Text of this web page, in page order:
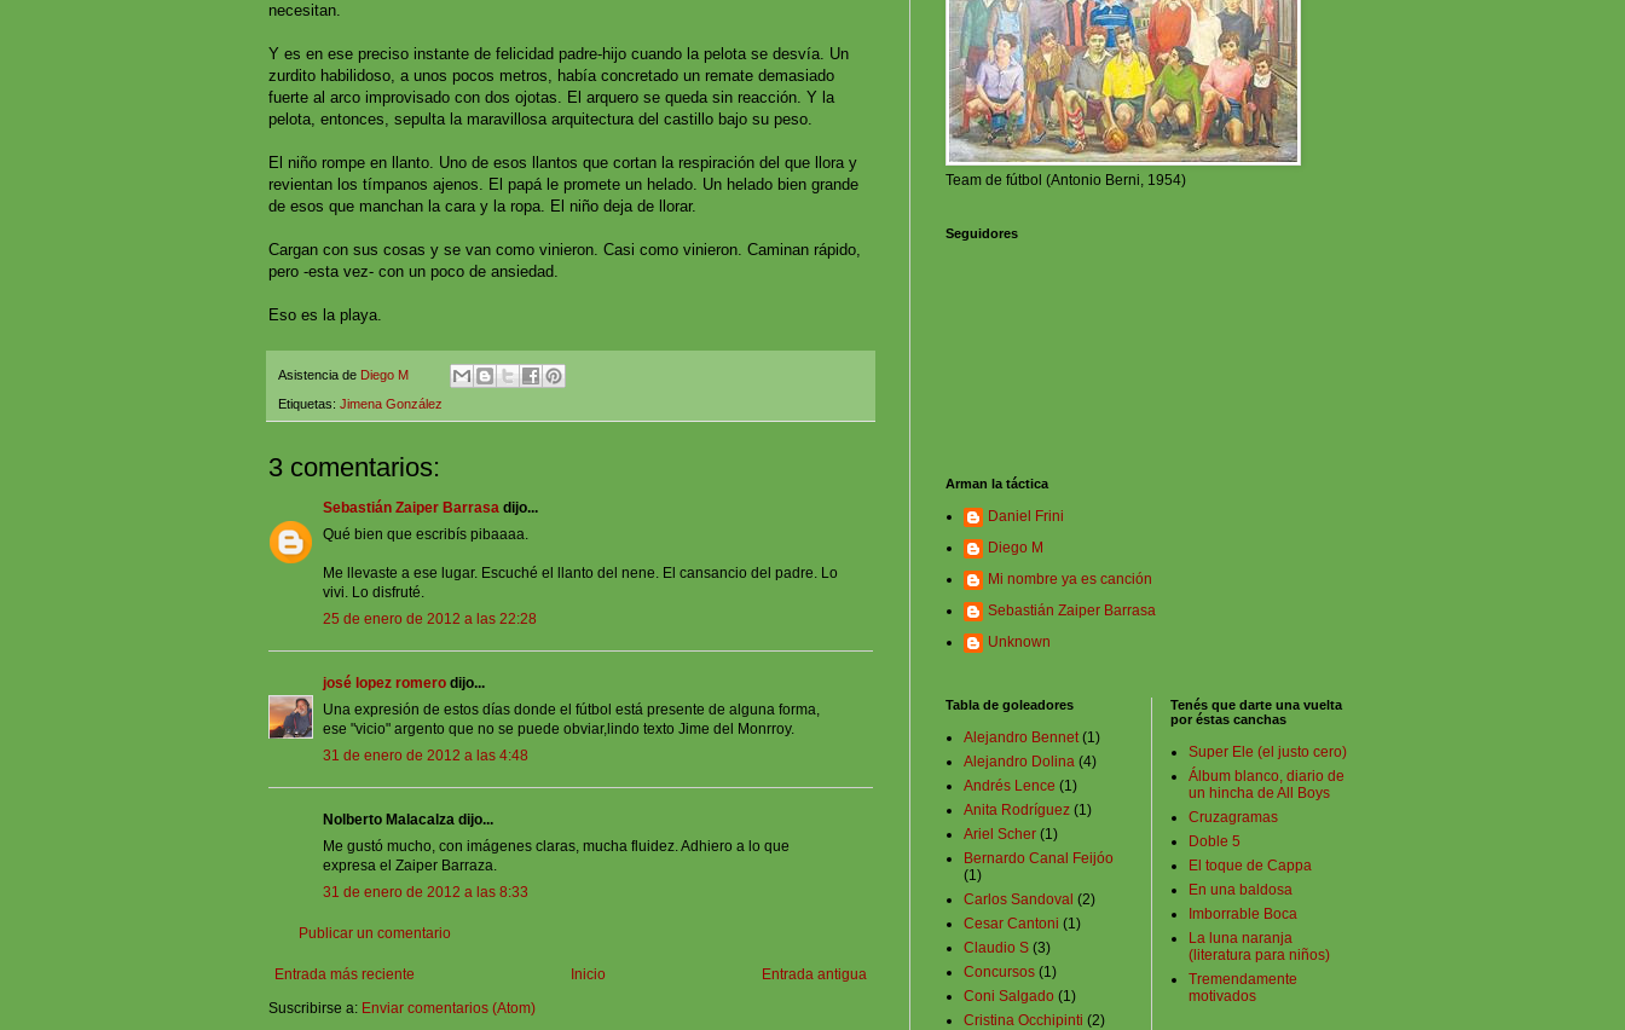
necesitan.
Y es en ese preciso instante de felicidad padre-hijo cuando la pelota se desvía. Un
zurdito habilidoso, a unos pocos metros, había concretado un remate demasiado
fuerte al arco improvisado con dos ojotas. El arquero se queda sin reacción. Y la
pelota, entonces, sepulta la maravillosa arquitectura del castillo bajo su peso.
El niño rompe en llanto. Uno de esos llantos que cortan la respiración del que llora y
revientan los tímpanos ajenos. El papá le promete un helado. Un helado bien grande
de esos que manchan la cara y la ropa. El niño deja de llorar.
Cargan con sus cosas y se van como vinieron. Casi como vinieron. Caminan rápido,
pero -esta vez- con un poco de ansiedad.
Eso es la playa.
Asistencia de Diego M
Etiquetas: Jimena González
3 comentarios:
Sebastián Zaiper Barrasa dijo...
Qué bien que escribís pibaaaa.
Me llevaste a ese lugar. Escuché el llanto del nene. El cansancio del padre. Lo
vivi. Lo disfruté.
25 de enero de 2012 a las 22:28
josé lopez romero dijo...
Una expresión de estos días donde el fútbol está presente de alguna forma,
ese "vicio" argento que no se puede obviar,lindo texto Jime del Monrroy.
31 de enero de 2012 a las 4:48
Nolberto Malacalza dijo...
Me gustó mucho, con imágenes claras, mucha fluidez. Adhiero a lo que
expresa el Zaiper Barraza.
31 de enero de 2012 a las 8:33
Publicar un comentario
Entrada más reciente Entrada antigua
Inicio
Suscribirse a: Enviar comentarios (Atom)
Team de fútbol (Antonio Berni, 1954)
Seguidores
Arman la táctica
Daniel Frini
Diego M
Mi nombre ya es canción
Sebastián Zaiper Barrasa
Unknown
Tabla de goleadores
Alejandro Bennet (1)
Alejandro Dolina (4)
Andrés Lence (1)
Anita Rodríguez (1)
Ariel Scher (1)
Bernardo Canal Feijóo
(1)
Carlos Sandoval (2)
Cesar Cantoni (1)
Claudio S (3)
Concursos (1)
Coni Salgado (1)
Cristina Occhipinti (2)
Tenés que darte una vuelta
por éstas canchas
Super Ele (el justo cero)
Álbum blanco, diario de
un hincha de All Boys
Cruzagramas
Doble 5
El toque de Cappa
En una baldosa
Imborrable Boca
La luna naranja
(literatura para niños)
Tremendamente
motivados